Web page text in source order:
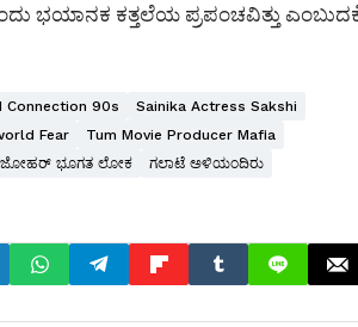
ಭಯಾನಕ ಕತ್ತಲೆಯ ಪ್ರಪಂಚವಿತ್ತು
90s
Sainika Actress Sakshi
Fear
Tum Movie Producer Mafia
ಭೂಗತ ಲೋಕ
ಗಲಾಟೆ ಅಳಿಯಂದಿರು